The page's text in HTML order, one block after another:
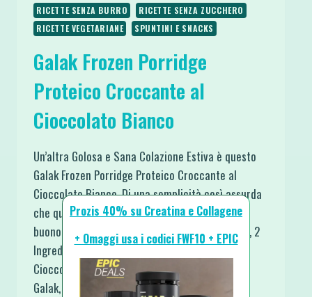
RICETTE SENZA BURRO
RICETTE SENZA ZUCCHERO
RICETTE VEGETARIANE
SPUNTINI E SNACKS
Galak Frozen Porridge
Proteico Croccante al
Cioccolato Bianco
Un’altra Golosa e Sana Colazione Estiva è questo
Galak Frozen Porridge Proteico Croccante al
Cioccolato Bianco. Di una semplicità così assurda
che quasi non capirai come possa essere tanto
buono e godurioso. 3 Ingredienti per il Porridge, 2
Ingredienti per il Topping Galak. A proposito, il
Cioccolato Bianco con Riso Soffiato lo chiami
Galak, Milkybar…
Prozis 40% su Creatina e Collagene
+ Omaggi usa i codici FWF10 + EPIC